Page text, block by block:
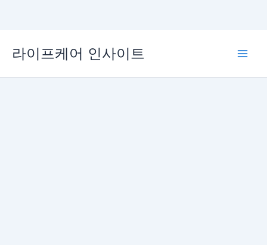
로
라이프케어 인사이트